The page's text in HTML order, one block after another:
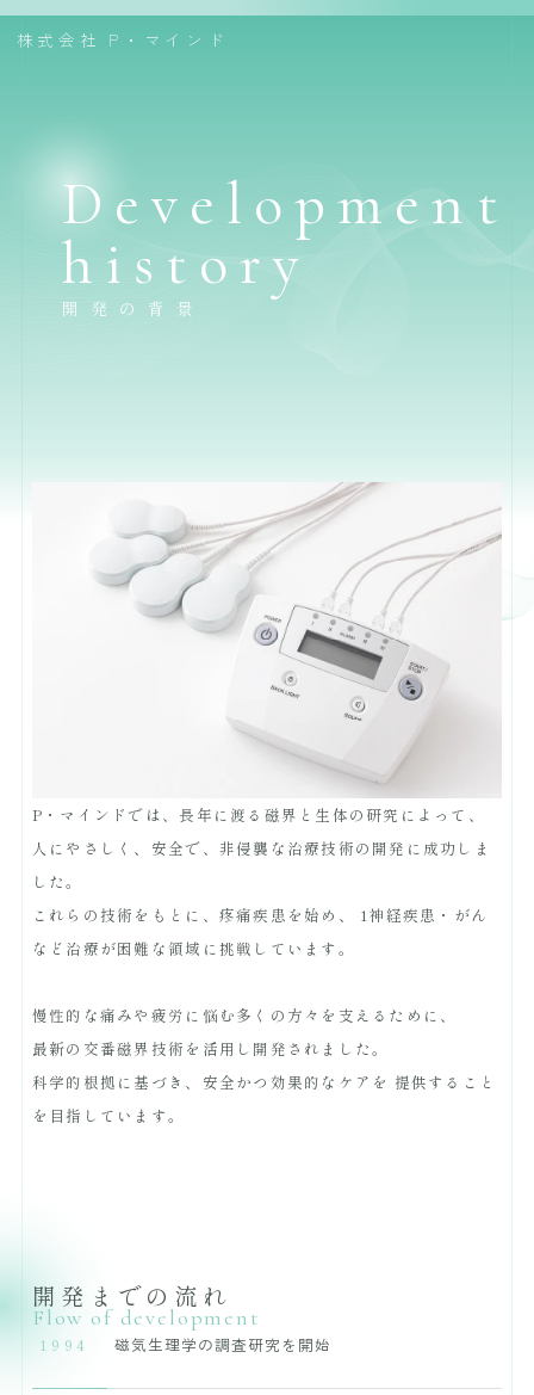
株式会社 P・マインド
Development
history
開発の背景
P・マインドでは、長年に渡る磁界と生体の研究によって、
人にやさしく、安全で、非侵襲な治療技術の開発に成功しま
した。
これらの技術をもとに、疼痛疾患を始め、
1神経疾患・がん
など治療が困難な領域に挑戦しています。
慢性的な痛みや疲労に悩む多くの方々を支えるために、
最新の交番磁界技術を活用し開発されました。
科学的根拠に基づき、安全かつ効果的なケアを 提供すること
を目指しています。
開発までの流れ
Flow of development
1994 磁気生理学の調査研究を開始